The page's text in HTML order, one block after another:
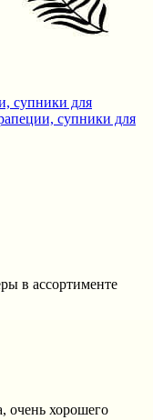
супники для
супники для
в ассортименте
очень хорошего